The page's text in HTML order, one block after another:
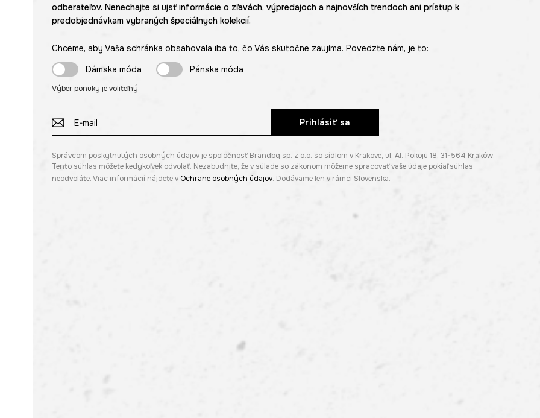
odberateľov. Nenechajte si ujsť informácie o zľavách, výpredajoch a najnovších trendoch ani prístup k
predobjednávkam vybraných špeciálnych kolekcií.
Chceme, aby Vaša schránka obsahovala iba to, čo Vás skutočne zaujíma. Povedzte nám, je to:
Dámska móda
Pánska móda
Výber ponuky je voliteľný
Prihlásiť sa
Správcom poskytnutých osobných údajov je spoločnosť Brandbq sp. z o.o. so sídlom v Krakove, ul. Al. Pokoju 18, 31-564 Kraków.
Tento súhlas môžete kedykoľvek odvolať. Nezabudnite, že v súlade so zákonom môžeme spracovať vaše údaje pokiaľ súhlas
neodvoláte. Viac informácií nájdete v Ochrane osobných údajov. Dodávame len v rámci Slovenska.